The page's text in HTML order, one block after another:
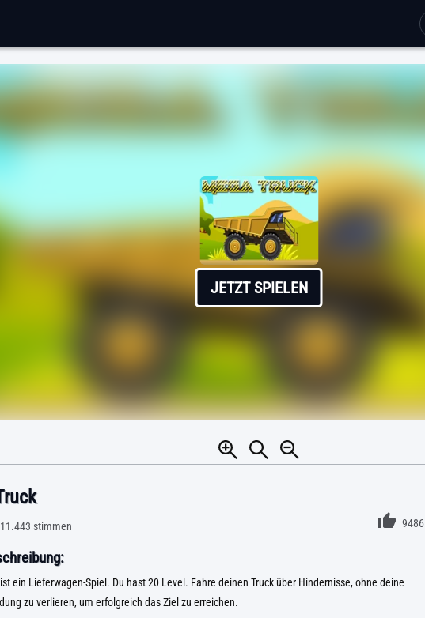
JETZT SPIELEN
11.443 stimmen 9486
ein Lieferwagen-Spiel. Du hast 20 Level. Fahre deinen Truck über Hindernisse, ohne deine
zu verlieren, um erfolgreich das Ziel zu erreichen.